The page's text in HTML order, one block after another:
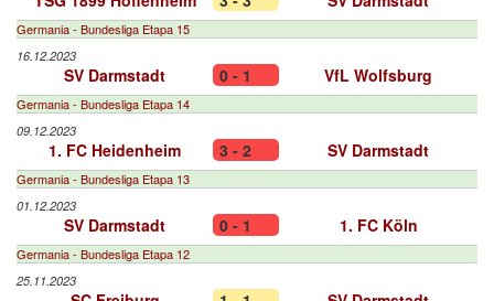
Germania - Bundesliga Etapa 15
16.12.2023
SV Darmstadt 0 - 1 VfL Wolfsburg
Germania - Bundesliga Etapa 14
09.12.2023
1. FC Heidenheim 3 - 2 SV Darmstadt
Germania - Bundesliga Etapa 13
01.12.2023
SV Darmstadt 0 - 1 1. FC Köln
Germania - Bundesliga Etapa 12
25.11.2023